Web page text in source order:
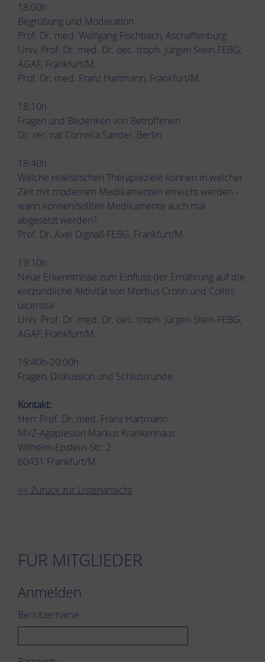
18:00h
Begrüßung und Moderation
Prof. Dr. med. Wolfgang Fischbach, Aschaffenburg
Univ. Prof. Dr. med. Dr. oec. troph. Jürgen Stein FEBG,
AGAF, Frankfurt/M.
Prof. Dr. med. Franz Hartmann, Frankfurt/M.
18:10h
Fragen und Bedenken von Betroffenen
Dr. rer. nat Cornelia Sander, Berlin
18:40h
Welche realistischen Therapieziele können in welcher
Zeit mit modernen Medikamenten erreicht werden -
wann können/sollten Medikamente auch mal
abgesetzt werden?
Prof. Dr. Axel Dignaß FEBG, Frankfurt/M.
19:10h
Neue Erkenntnisse zum Einfluss der Ernährung auf die
entzündliche Aktivität von Morbus Crohn und Colitis
ulcerosa
Univ. Prof. Dr. med. Dr. oec. troph. Jürgen Stein FEBG,
AGAF, Frankfurt/M.
19:40h-20:00h
Fragen, Diskussion und Schlussrunde
Kontakt:
Herr Prof. Dr. med. Franz Hartmann
MVZ-Agaplesion Markus Krankenhaus
Wilhelm-Epstein-Str. 2
60431 Frankfurt/M.
<< Zurück zur Listenansicht
FÜR MITGLIEDER
Anmelden
Benutzername: